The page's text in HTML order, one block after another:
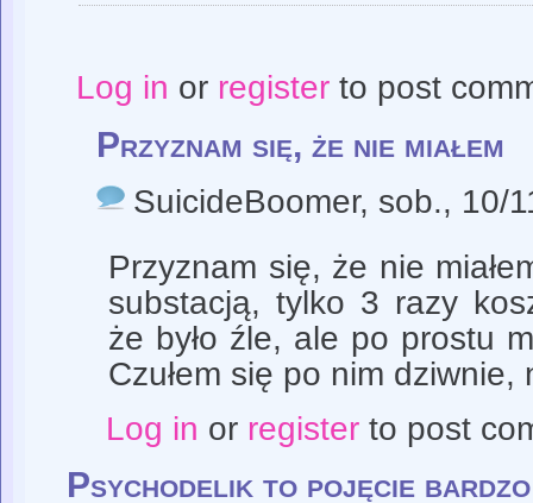
Log in or registerto post
Przyznam się, że nie miałem
SuicideBoomer, sob., 10/
Przyznam się, że nie
substacją, tylko 3 razy
że było źle, ale po prostu
Czułem się po nim
Log in or registerto post
Psychodelik to pojęcie bardzo